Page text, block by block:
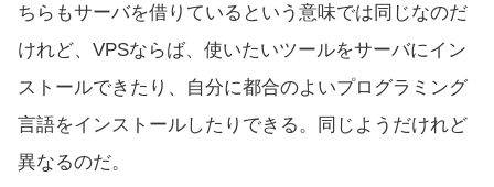
ちらもサーバを借りているという意味では同じなのだ
けれど、VPSならば、使いたいツールをサーバにイン
ストールできたり、自分に都合のよいプログラミング
言語をインストールしたりできる。同じようだけれど
異なるのだ。